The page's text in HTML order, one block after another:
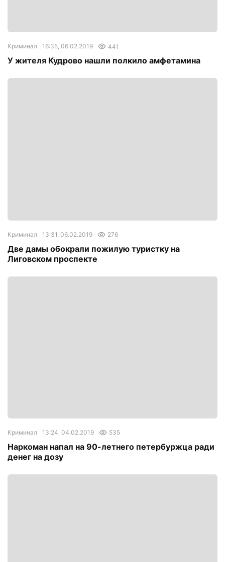
Криминал 16:35, 06.02.2019 441
У жителя Кудрово нашли полкило амфетамина
Криминал 13:31, 06.02.2019 276
Две дамы обокрали пожилую туристку на
Лиговском проспекте
Криминал 13:24, 04.02.2019 535
Наркоман напал на 90-летнего петербуржца ради
денег на дозу